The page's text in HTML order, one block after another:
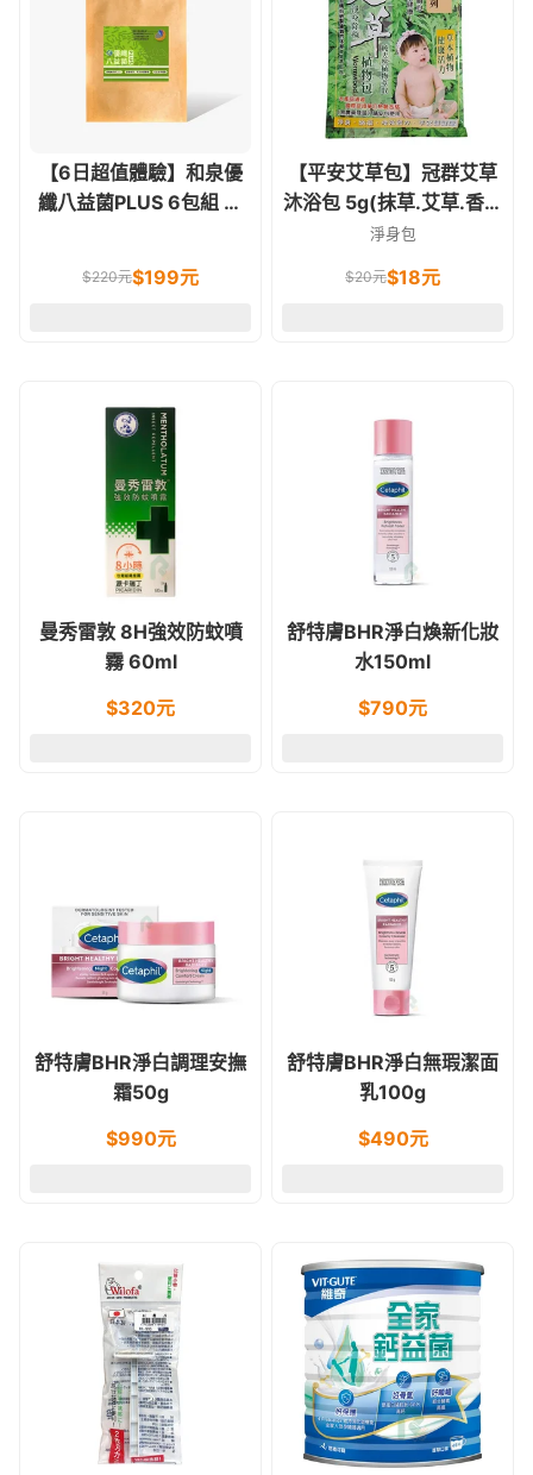
【6日超值體驗】和泉優
纖八益菌PLUS 6包組 蛋
$220元$199元
【平安艾草包】冠群艾草
沐浴包 5g(抹草.艾草.香茅
草.芙蓉)
淨身包
$20元$18元
曼秀雷敦 8H強效防蚊噴
霧 60ml
$320元
舒特膚BHR淨白煥新化妝
水150ml
$790元
舒特膚BHR淨白調理安撫
霜50g
$990元
舒特膚BHR淨白無瑕潔面
乳100g
$490元